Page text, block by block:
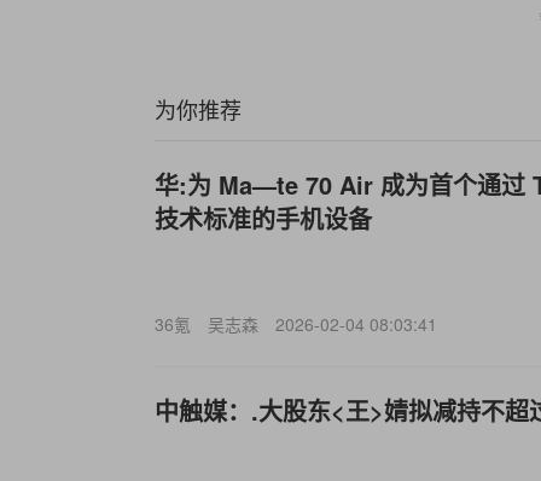
为你推荐
华:为 Ma—te 70 Air 成为首个通过
技术标准的手机设备
36氪 吴志森 2026-02-04 08:03:41
中触媒：.大股东<王>婧拟减持不超